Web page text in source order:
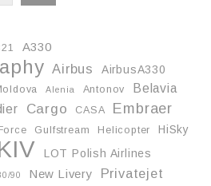
A330
Airbus
AirbusA330
Alenia Antonov Belavia
Cargo CASA Embraer
Gulfstream Helicopter HiSky
LOT Polish Airlines
90 New Livery Privatejet